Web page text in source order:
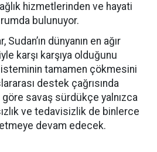
hizmetlerinden ve hayati
bulunuyor.
dünyanın en ağır
karşı karşıya olduğunu
tamamen çökmesini
destek çağrısında
göre savaş sürdükçe yalnızca
ve tedavisizlik de binlerce
devam edecek.